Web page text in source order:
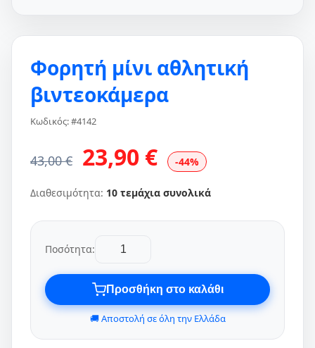
Φορητή μίνι αθλητική
βιντεοκάμερα
Κωδικός: #4142
43,00 € 23,90 € -44%
Διαθεσιμότητα: 10 τεμάχια συνολικά
Ποσότητα:
Προσθήκη στο καλάθι
🚚 Αποστολή σε όλη την Ελλάδα